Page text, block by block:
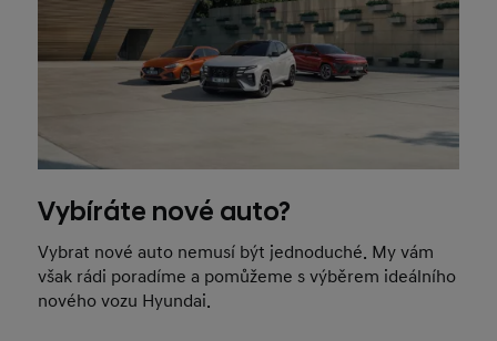
Vybíráte nové auto?
Vybrat nové auto nemusí být jednoduché. My vám
však rádi poradíme a pomůžeme s výběrem ideálního
nového vozu Hyundai.